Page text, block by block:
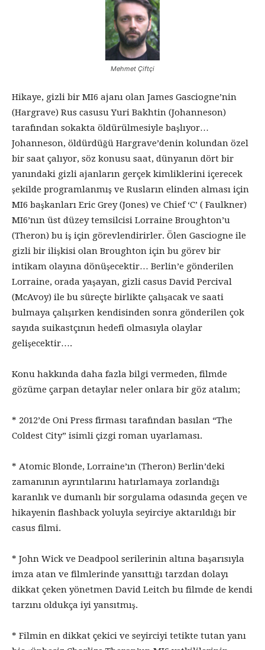
Mehmet Çiftçi
Hikaye, gizli bir MI6 ajanı olan James Gasciogne’nin
(Hargrave) Rus casusu Yuri Bakhtin (Johanneson)
tarafından sokakta öldürülmesiyle başlıyor…
Johanneson, öldürdüğü Hargrave’denin kolundan özel
bir saat çalıyor, söz konusu saat, dünyanın dört bir
yanındaki gizli ajanların gerçek kimliklerini içerecek
şekilde programlanmış ve Rusların elinden alması için
MI6 başkanları Eric Grey (Jones) ve Chief ‘C’ ( Faulkner)
MI6’nın üst düzey temsilcisi Lorraine Broughton’u
(Theron) bu iş için görevlendirirler. Ölen Gasciogne ile
gizli bir ilişkisi olan Broughton için bu görev bir
intikam olayına dönüşecektir… Berlin’e gönderilen
Lorraine, orada yaşayan, gizli casus David Percival
(McAvoy) ile bu süreçte birlikte çalışacak ve saati
bulmaya çalışırken kendisinden sonra gönderilen çok
sayıda suikastçının hedefi olmasıyla olaylar
gelişecektir….
Konu hakkında daha fazla bilgi vermeden, filmde
gözüme çarpan detaylar neler onlara bir göz atalım;
* 2012’de Oni Press firması tarafından basılan “The
Coldest City” isimli çizgi roman uyarlaması.
* Atomic Blonde, Lorraine’ın (Theron) Berlin’deki
zamanının ayrıntılarını hatırlamaya zorlandığı
karanlık ve dumanlı bir sorgulama odasında geçen ve
hikayenin flashback yoluyla seyirciye aktarıldığı bir
casus filmi.
* John Wick ve Deadpool serilerinin altına başarısıyla
imza atan ve filmlerinde yansıttığı tarzdan dolayı
dikkat çeken yönetmen David Leitch bu filmde de kendi
tarzını oldukça iyi yansıtmış.
* Filmin en dikkat çekici ve seyirciyi tetikte tutan yanı